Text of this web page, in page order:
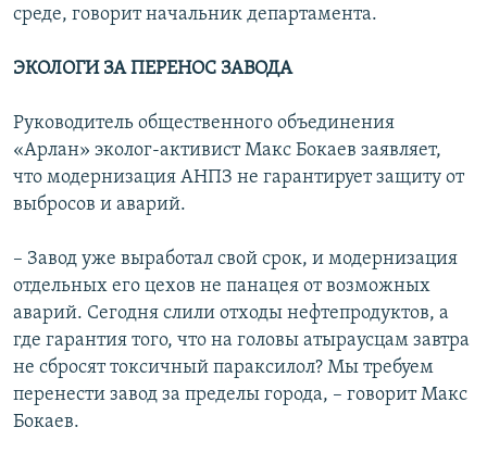
среде, говорит начальник департамента.
ЭКОЛОГИ ЗА ПЕРЕНОС ЗАВОДА
Руководитель общественного объединения
«Арлан» эколог-активист Макс Бокаев заявляет,
что модернизация АНПЗ не гарантирует защиту от
выбросов и аварий.
– Завод уже выработал свой срок, и модернизация
отдельных его цехов не панацея от возможных
аварий. Сегодня слили отходы нефтепродуктов, а
где гарантия того, что на головы атыраусцам завтра
не сбросят токсичный параксилол? Мы требуем
перенести завод за пределы города, – говорит Макс
Бокаев.